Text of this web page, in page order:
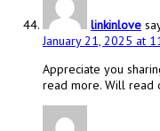
linkinlove
January 21, 2025 at
Appreciate you
read more. Will read